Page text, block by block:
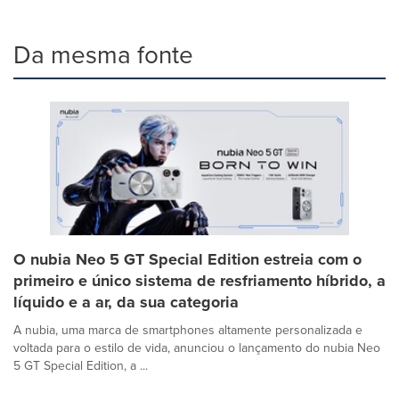
Da mesma fonte
O nubia Neo 5 GT Special Edition estreia com o
primeiro e único sistema de resfriamento híbrido, a
líquido e a ar, da sua categoria
A nubia, uma marca de smartphones altamente personalizada e
voltada para o estilo de vida, anunciou o lançamento do nubia Neo
5 GT Special Edition, a ...